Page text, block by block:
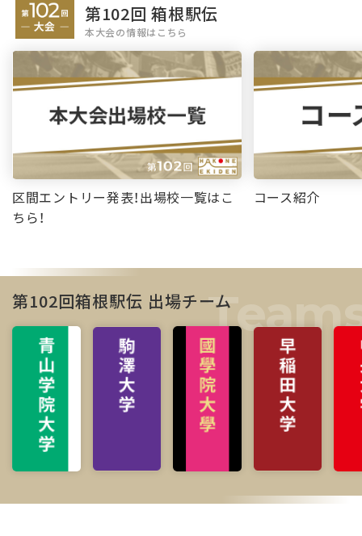
第102回 箱根駅伝
本大会の情報はこちら
区間エントリー発表！出場校一覧はこ
ちら！
コース紹介
第102回箱根駅伝 出場チーム